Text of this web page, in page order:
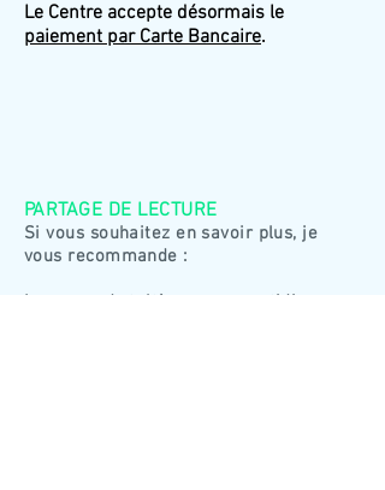
Le Centre accepte désormais le
paiement par Carte Bancaire.
PARTAGE DE LECTURE
Si vous souhaitez en savoir plus, je
vous recommande :
Les accords toltèques au quotidien -